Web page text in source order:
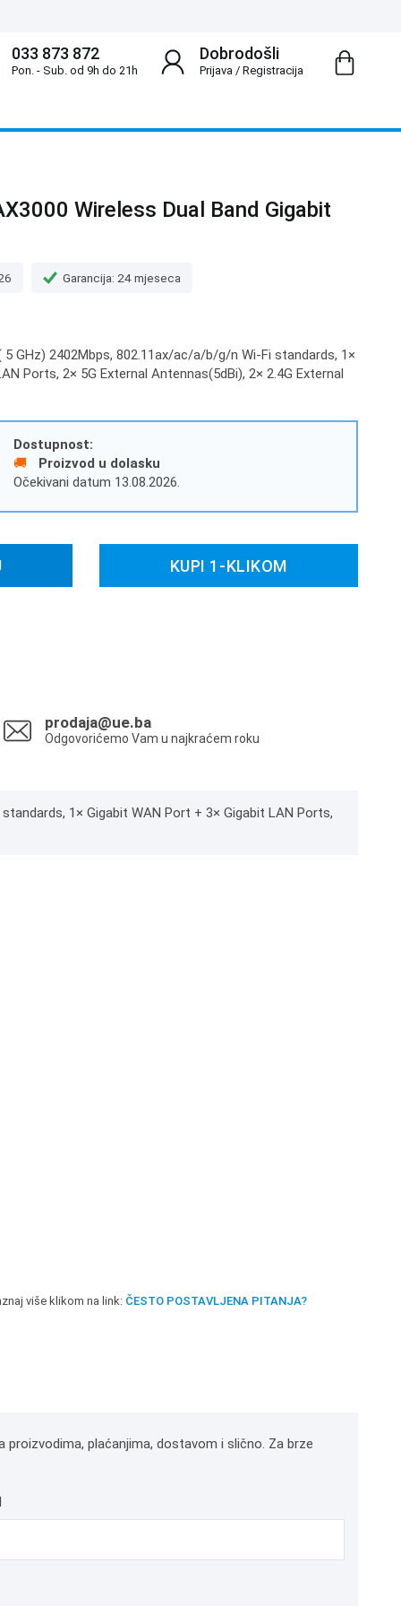
Dobrodošli
Prijava/ Registracija
033 873 872
Pon. - Sub. od 9h do 21h
Wireless Dual Band Gigabit
Garancija: 24 mjeseca
5 GHz) 2402Mbps, 802.11ax/ac/a/b/g/n Wi-Fi standards, 1×
Ports, 2× 5G External Antennas(5dBi), 2× 2.4G External
Dostupnost:
Proizvod u dolasku
Očekivani datum 13.08.2026.
KUPI 1-KLIKOM
prodaja@ue.ba
Odgovorićemo Vam u najkraćem roku
1× Gigabit WAN Port + 3× Gigabit LAN Ports,
više klikom na link: ČESTO POSTAVLJENA PITANJA?
plaćanjima, dostavom i slično. Za brze